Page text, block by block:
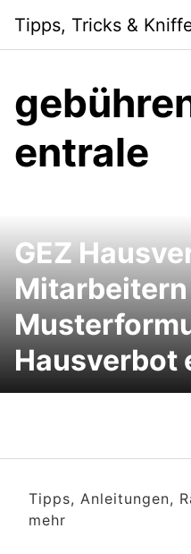
content
Tipps, Tricks &
entrale
GEZ
Hausverbot
Tipps, Anleitungen,
mehr